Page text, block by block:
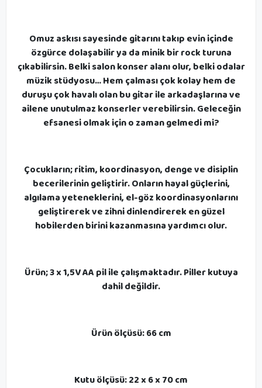
Omuz askısı sayesinde gitarını takıp evin içinde
özgürce dolaşabilir ya da minik bir rock turuna
çıkabilirsin. Belki salon konser alanı olur, belki odalar
müzik stüdyosu… Hem çalması çok kolay hem de
duruşu çok havalı olan bu gitar ile arkadaşlarına ve
ailene unutulmaz konserler verebilirsin. Geleceğin
efsanesi olmak için o zaman gelmedi mi?
Çocukların; ritim, koordinasyon, denge ve disiplin
becerilerinin geliştirir. Onların hayal güçlerini,
algılama yeteneklerini, el-göz koordinasyonlarını
geliştirerek ve zihni dinlendirerek en güzel
hobilerden birini kazanmasına yardımcı olur.
Ürün; 3 x 1,5V AA pil ile çalışmaktadır. Piller kutuya
dahil değildir.
Ürün ölçüsü: 66 cm
Kutu ölçüsü: 22 x 6 x 70 cm